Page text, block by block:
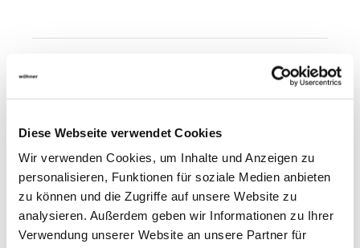
Diese Webseite verwendet Cookies
Wir verwenden Cookies, um Inhalte und Anzeigen zu
personalisieren, Funktionen für soziale Medien anbieten
zu können und die Zugriffe auf unsere Website zu
analysieren. Außerdem geben wir Informationen zu Ihrer
Verwendung unserer Website an unsere Partner für